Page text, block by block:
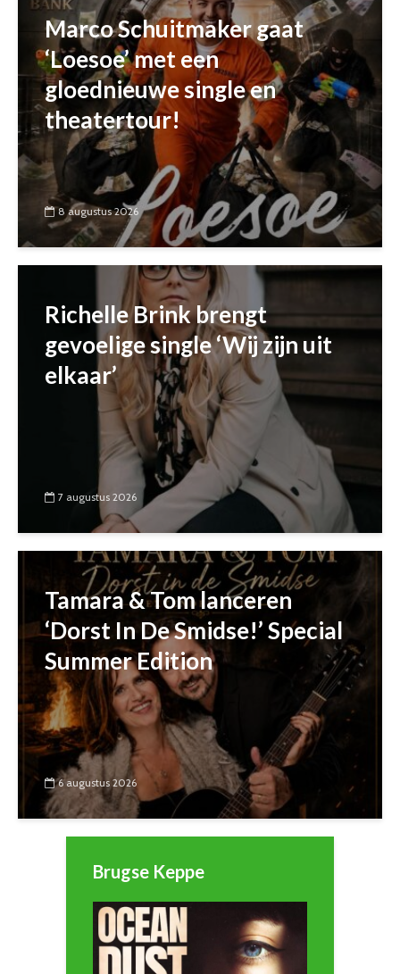
Marco Schuitmaker gaat
‘Loesoe’ met een
gloednieuwe single en
theatertour!
8 augustus 2026
Richelle Brink brengt
gevoelige single ‘Wij zijn uit
elkaar’
7 augustus 2026
Tamara & Tom lanceren
‘Dorst In De Smidse!’ Special
Summer Edition
6 augustus 2026
Brugse Keppe